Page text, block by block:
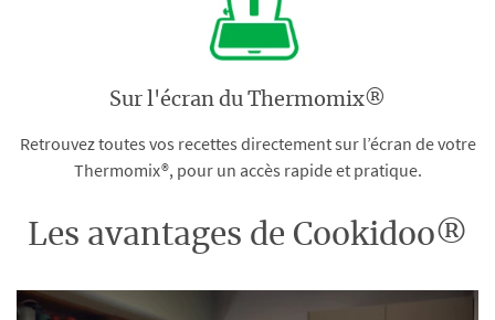
Sur l'écran du Thermomix®
Retrouvez toutes vos recettes directement sur l’écran de votre
Thermomix®, pour un accès rapide et pratique.
Les avantages de Cookidoo®